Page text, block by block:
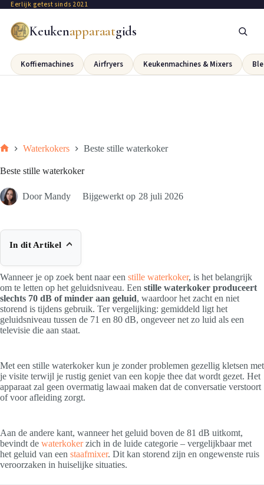
Eerlijk getest sinds 2021
Keukenapparaatgids
Koffiemachines Airfryers Keukenmachines & Mixers
Waterkokers Beste stille waterkoker
Beste stille waterkoker
Door Mandy Bijgewerkt op 28 juli 2026
In dit Artikel
Wanneer je op zoek bent naar een stille waterkoker, is het belangrijk
om te letten op het geluidsniveau. Een stille waterkoker produceert
slechts 70 dB of minder aan geluid, waardoor het zacht en niet
storend is tijdens gebruik. Ter vergelijking: gemiddeld ligt het
geluidsniveau tussen de 71 en 80 dB, ongeveer net zo luid als een
televisie die aan staat.
Met een stille waterkoker kun je zonder problemen gezellig kletsen met
je visite terwijl je rustig geniet van een kopje thee dat wordt gezet. Het
apparaat zal geen overmatig lawaai maken dat de conversatie verstoort
of voor afleiding zorgt.
Aan de andere kant, wanneer het geluid boven de 81 dB uitkomt,
bevindt de waterkokerzich in de luide categorie – vergelijkbaar met
het geluid van een staafmixer. Dit kan storend zijn en ongewenste ruis
veroorzaken in huiselijke situaties.